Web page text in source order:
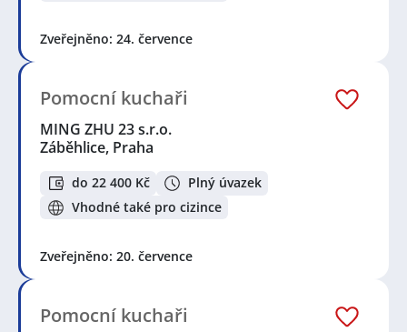
Zveřejněno: 24. července
Pomocní kuchaři
MING ZHU 23 s.r.o.
Záběhlice, Praha
do 22 400 Kč
Plný úvazek
Vhodné také pro cizince
Zveřejněno: 20. července
Pomocní kuchaři